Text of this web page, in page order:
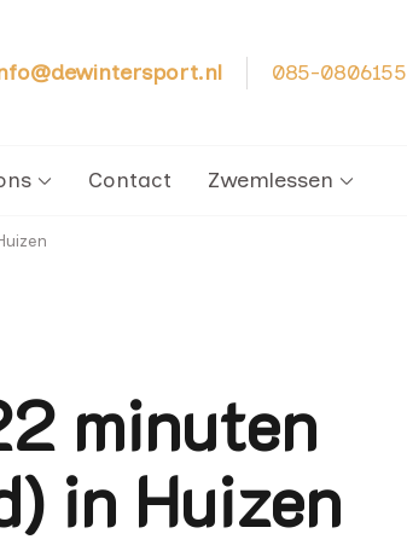
085-0806155
Contact Zwemlessen
minuten
in Huizen